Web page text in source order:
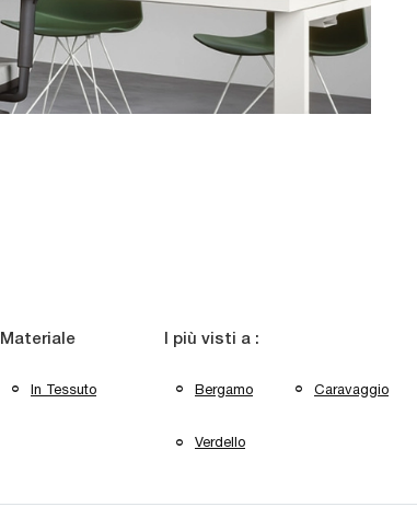
Materiale
In Tessuto
I più visti a :
Bergamo Caravaggio
Verdello